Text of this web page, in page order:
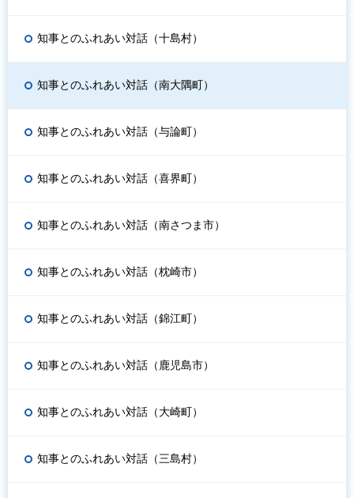
知事とのふれあい対話（十島村）
知事とのふれあい対話（南大隅町）
知事とのふれあい対話（与論町）
知事とのふれあい対話（喜界町）
知事とのふれあい対話（南さつま市）
知事とのふれあい対話（枕崎市）
知事とのふれあい対話（錦江町）
知事とのふれあい対話（鹿児島市）
知事とのふれあい対話（大崎町）
知事とのふれあい対話（三島村）